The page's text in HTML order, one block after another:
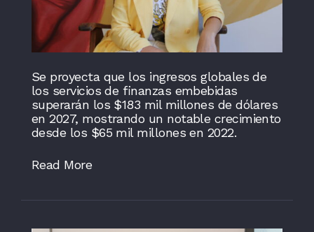
Se proyecta que los ingresos globales de
los servicios de finanzas embebidas
superarán los $183 mil millones de dólares
en 2027, mostrando un notable crecimiento
desde los $65 mil millones en 2022.
Read More